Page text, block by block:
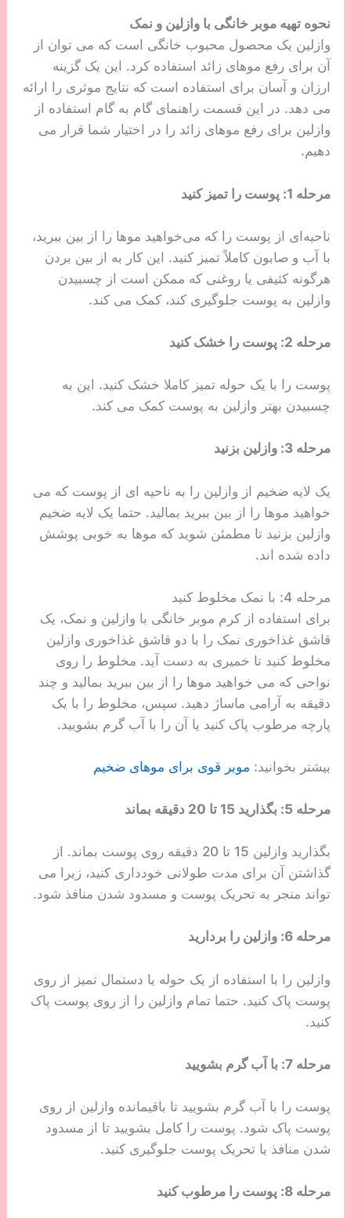
نحوه تهیه موبر خانگی با وازلین و نمک
وازلین یک محصول محبوب خانگی است که می توان از
آن برای رفع موهای زائد استفاده کرد. این یک گزینه
ارزان و آسان برای استفاده است که نتایج موثری را ارائه
می دهد. در این قسمت راهنمای گام به گام استفاده از
وازلین برای رفع موهای زائد را در اختیار شما قرار می
دهیم.
مرحله 1: پوست را تمیز کنید
ناحیه‌ای از پوست را که می‌خواهید موها را از بین ببرید،
با آب و صابون کاملاً تمیز کنید. این کار به از بین بردن
هرگونه کثیفی یا روغنی که ممکن است از چسبیدن
وازلین به پوست جلوگیری کند، کمک می کند.
مرحله 2: پوست را خشک کنید
پوست را با یک حوله تمیز کاملا خشک کنید. این به
چسبیدن بهتر وازلین به پوست کمک می کند.
مرحله 3: وازلین بزنید
یک لایه ضخیم از وازلین را به ناحیه ای از پوست که می
خواهید موها را از بین ببرید بمالید. حتما یک لایه ضخیم
وازلین بزنید تا مطمئن شوید که موها به خوبی پوشش
داده شده اند.
مرحله 4: با نمک مخلوط کنید
برای استفاده از کرم موبر خانگی با وازلین و نمک، یک
قاشق غذاخوری نمک را با دو قاشق غذاخوری وازلین
مخلوط کنید تا خمیری به دست آید. مخلوط را روی
نواحی که می خواهید موها را از بین ببرید بمالید و چند
دقیقه به آرامی ماساژ دهید. سپس، مخلوط را با یک
پارچه مرطوب پاک کنید یا آن را با آب گرم بشویید.
بیشتر بخوانید: موبر قوی برای موهای ضخیم
مرحله 5: بگذارید 15 تا 20 دقیقه بماند
بگذارید وازلین 15 تا 20 دقیقه روی پوست بماند. از
گذاشتن آن برای مدت طولانی خودداری کنید، زیرا می
تواند منجر به تحریک پوست و مسدود شدن منافذ شود.
مرحله 6: وازلین را بردارید
وازلین را با استفاده از یک حوله یا دستمال تمیز از روی
پوست پاک کنید. حتما تمام وازلین را از روی پوست پاک
کنید.
مرحله 7: با آب گرم بشویید
پوست را با آب گرم بشویید تا باقیمانده وازلین از روی
پوست پاک شود. پوست را کامل بشویید تا از مسدود
شدن منافذ یا تحریک پوست جلوگیری کنید.
مرحله 8: پوست را مرطوب کنید